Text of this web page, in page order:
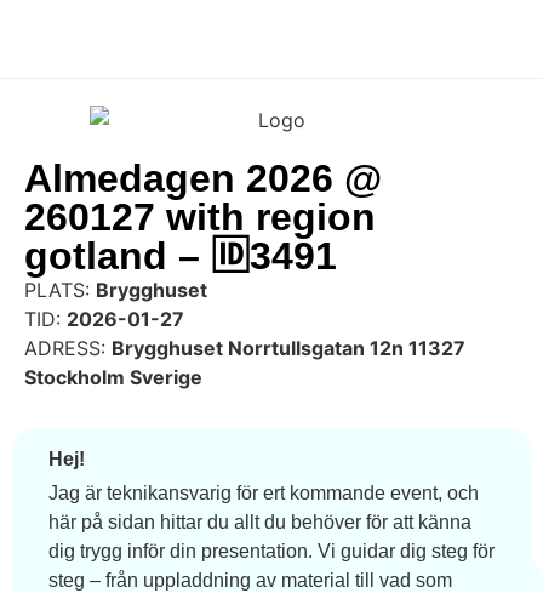
Almedagen 2026 @
260127 with region
gotland – 🆔3491
PLATS: Brygghuset
TID: 2026-01-27
ADRESS: Brygghuset Norrtullsgatan 12n 11327
Stockholm Sverige
Hej!
Jag är teknikansvarig för ert kommande event, och
här på sidan hittar du allt du behöver för att känna
dig trygg inför din presentation. Vi guidar dig steg för
steg – från uppladdning av material till vad som